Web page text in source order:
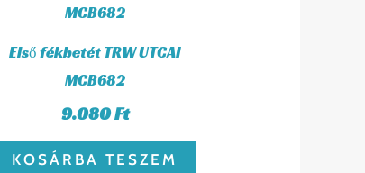
Első fékbetét TRW UTCAI
MCB682
9.080Ft
KOSÁRBA TESZEM